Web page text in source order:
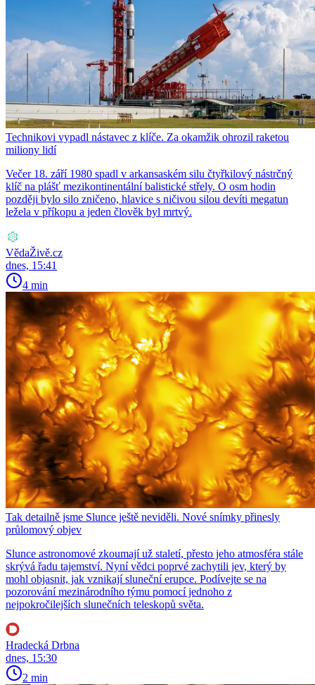
Technikovi vypadl nástavec z klíče. Za okamžik ohrozil raketou
miliony lidí
Večer 18. září 1980 spadl v arkansaském silu čtyřkilový nástrčný
klíč na plášť mezikontinentální balistické střely. O osm hodin
později bylo silo zničeno, hlavice s ničivou silou devíti megatun
ležela v příkopu a jeden člověk byl mrtvý.
VědaŽivě.cz
dnes, 15:41
4 min
Tak detailně jsme Slunce ještě neviděli. Nové snímky přinesly
průlomový objev
Slunce astronomové zkoumají už staletí, přesto jeho atmosféra stále
skrývá řadu tajemství. Nyní vědci poprvé zachytili jev, který by
mohl objasnit, jak vznikají sluneční erupce. Podívejte se na
pozorování mezinárodního týmu pomocí jednoho z
nejpokročilejších slunečních teleskopů světa.
Hradecká Drbna
dnes, 15:30
2 min